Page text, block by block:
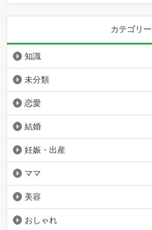
カテゴリー
知識
未分類
恋愛
結婚
妊娠・出産
ママ
美容
おしゃれ